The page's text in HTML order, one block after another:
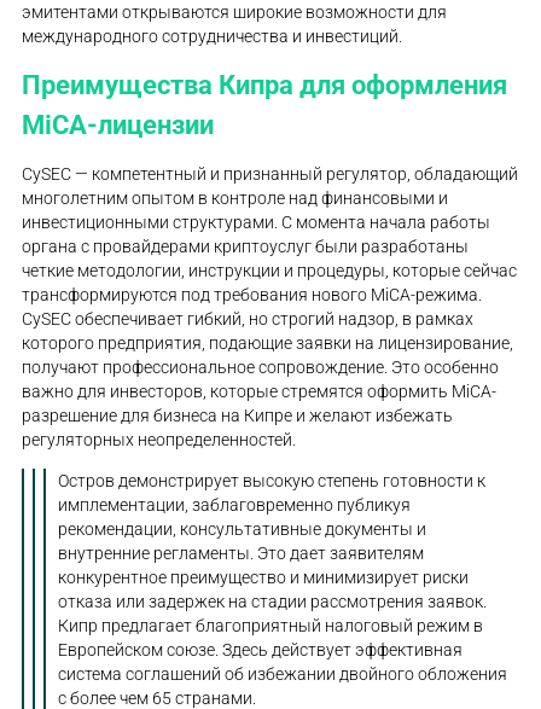
эмитентами открываются широкие возможности для
международного сотрудничества и инвестиций.
Преимущества Кипра для оформления
MiCA-лицензии
CySEC — компетентный и признанный регулятор, обладающий
многолетним опытом в контроле над финансовыми и
инвестиционными структурами. С момента начала работы
органа с провайдерами криптоуслуг были разработаны
четкие методологии, инструкции и процедуры, которые сейчас
трансформируются под требования нового MiCA-режима.
CySEC обеспечивает гибкий, но строгий надзор, в рамках
которого предприятия, подающие заявки на лицензирование,
получают профессиональное сопровождение. Это особенно
важно для инвесторов, которые стремятся оформить MiCA-
разрешение для бизнеса на Кипре и желают избежать
регуляторных неопределенностей.
Остров демонстрирует высокую степень готовности к
имплементации, заблаговременно публикуя
рекомендации, консультативные документы и
внутренние регламенты. Это дает заявителям
конкурентное преимущество и минимизирует риски
отказа или задержек на стадии рассмотрения заявок.
Кипр предлагает благоприятный налоговый режим в
Европейском союзе. Здесь действует эффективная
система соглашений об избежании двойного обложения
с более чем 65 странами.